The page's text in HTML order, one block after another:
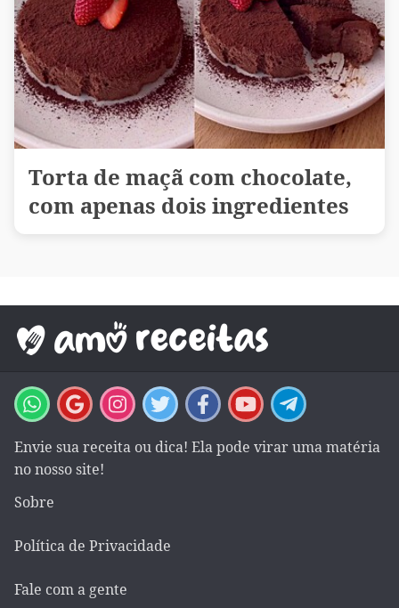
Torta de maçã com chocolate,
com apenas dois ingredientes
Envie sua receita ou dica! Ela pode virar uma matéria
no nosso site!
Sobre
Política de Privacidade
Fale com a gente